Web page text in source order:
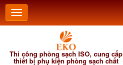
Thi công phòng sạch ISO, cung cấp
thiết bị phụ kiện phòng sạch chất